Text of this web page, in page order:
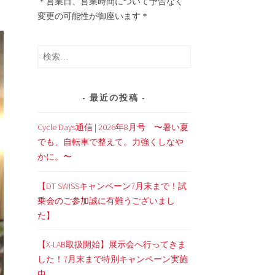
変更の可能性が御座います＊
検
最近の投稿
Cycle Days通信 | 2026年8月号 〜暑い夏
でも、自転車で整えて。力強くしなや
かに。〜
【DT SWISSキャンペーン7月末まで！試
乗会のご参加誠に有難うございまし
た】
【X-LAB取扱開始】展示会へ行ってきま
した！7月末まで特別キャンペーン実施